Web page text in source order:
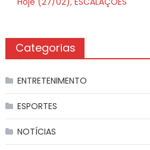
Categorias
ENTRETENIMENTO
ESPORTES
NOTÍCIAS